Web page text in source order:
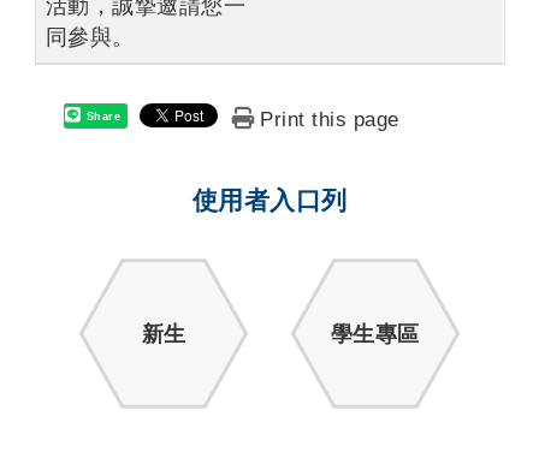
活動，誠摯邀請您一
同參與。
Share Print this page
使用者入口列
新生 學生專區